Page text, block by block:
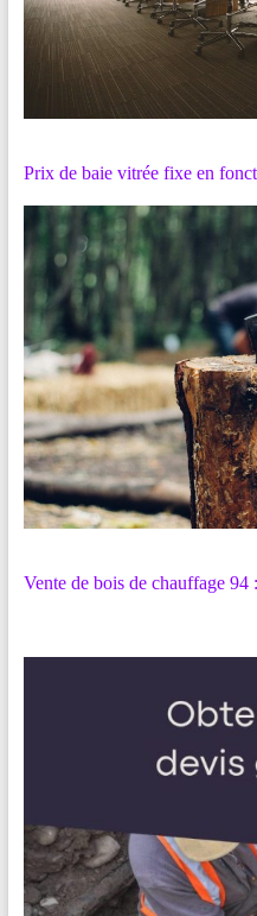
Prix de baie vitrée fixe en
Vente de bois de chauffage